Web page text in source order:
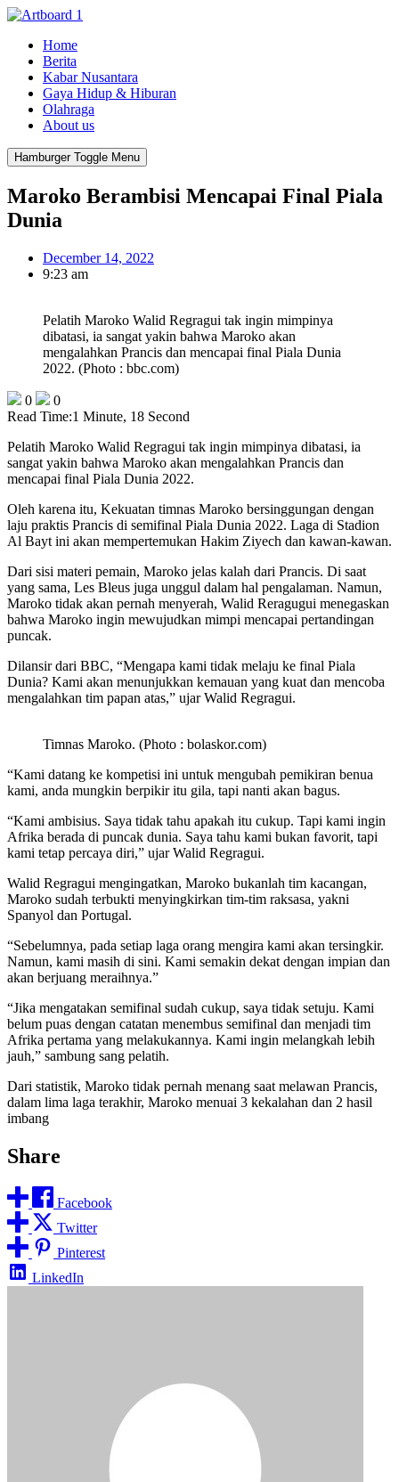
Home
Berita
Kabar Nusantara
Gaya Hidup & Hiburan
Olahraga
About us
Hamburger Toggle Menu
Maroko Berambisi Mencapai Final Piala
Dunia
December 14, 2022
9:23 am
Pelatih Maroko Walid Regragui tak ingin mimpinya
dibatasi, ia sangat yakin bahwa Maroko akan
mengalahkan Prancis dan mencapai final Piala Dunia
2022. (Photo : bbc.com)
0
0
Read Time:1 Minute, 18 Second
Pelatih Maroko Walid Regragui tak ingin mimpinya dibatasi, ia
sangat yakin bahwa Maroko akan mengalahkan Prancis dan
mencapai final Piala Dunia 2022.
Oleh karena itu, Kekuatan timnas Maroko bersinggungan dengan
laju praktis Prancis di semifinal Piala Dunia 2022. Laga di Stadion
Al Bayt ini akan mempertemukan Hakim Ziyech dan kawan-kawan.
Dari sisi materi pemain, Maroko jelas kalah dari Prancis. Di saat
yang sama, Les Bleus juga unggul dalam hal pengalaman. Namun,
Maroko tidak akan pernah menyerah, Walid Reragugui menegaskan
bahwa Maroko ingin mewujudkan mimpi mencapai pertandingan
puncak.
Dilansir dari BBC, “Mengapa kami tidak melaju ke final Piala
Dunia? Kami akan menunjukkan kemauan yang kuat dan mencoba
mengalahkan tim papan atas,” ujar Walid Regragui.
Timnas Maroko. (Photo : bolaskor.com)
“Kami datang ke kompetisi ini untuk mengubah pemikiran benua
kami, anda mungkin berpikir itu gila, tapi nanti akan bagus.
“Kami ambisius. Saya tidak tahu apakah itu cukup. Tapi kami ingin
Afrika berada di puncak dunia. Saya tahu kami bukan favorit, tapi
kami tetap percaya diri,” ujar Walid Regragui.
Walid Regragui mengingatkan, Maroko bukanlah tim kacangan,
Maroko sudah terbukti menyingkirkan tim-tim raksasa, yakni
Spanyol dan Portugal.
“Sebelumnya, pada setiap laga orang mengira kami akan tersingkir.
Namun, kami masih di sini. Kami semakin dekat dengan impian dan
akan berjuang meraihnya.”
“Jika mengatakan semifinal sudah cukup, saya tidak setuju. Kami
belum puas dengan catatan menembus semifinal dan menjadi tim
Afrika pertama yang melakukannya. Kami ingin melangkah lebih
jauh,” sambung sang pelatih.
Dari statistik, Maroko tidak pernah menang saat melawan Prancis,
dalam lima laga terakhir, Maroko menuai 3 kekalahan dan 2 hasil
imbang
Share
Facebook
Twitter
Pinterest
LinkedIn